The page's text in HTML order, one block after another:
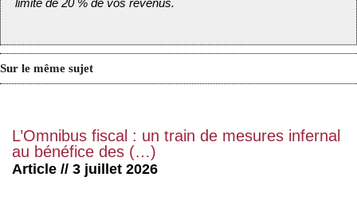
limite de 20 % de vos revenus.
Sur le même sujet
L’Omnibus fiscal : un train de mesures infernal
au bénéfice des (…)
Article // 3 juillet 2026